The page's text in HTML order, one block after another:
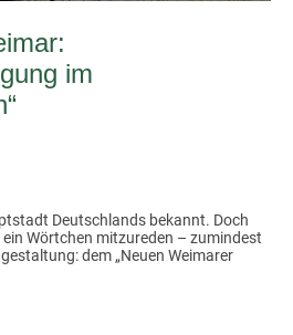
im
Deutschlands bekannt. Doch
Wörtchen mitzureden – zumindest
dem „Neuen Weimarer